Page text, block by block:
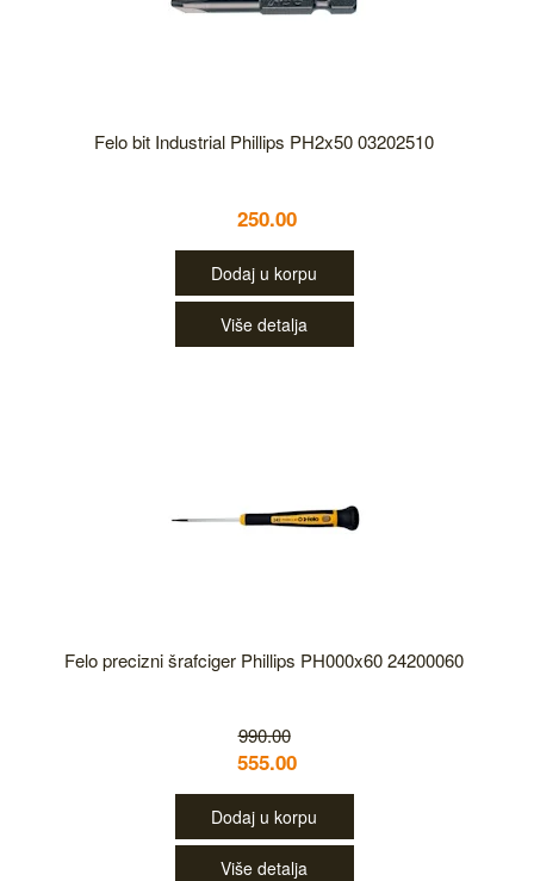
Felo bit Industrial Phillips PH2x50 03202510
250.00
Dodaj u korpu
Više detalja
Felo precizni šrafciger Phillips PH000x60 24200060
990.00
555.00
Dodaj u korpu
Više detalja